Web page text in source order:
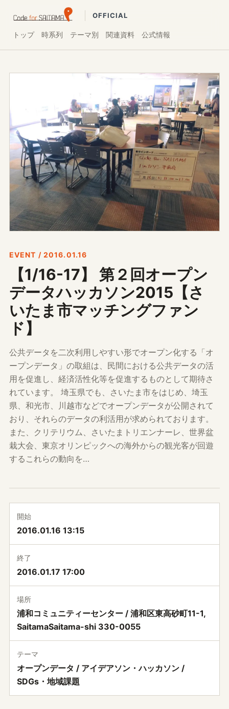
OFFICIAL
トップ 時系列 テーマ別 関連資料 公式情報
EVENT / 2016.01.16
【1/16-17】 第２回オープン
データハッカソン2015【さ
いたま市マッチングファン
ド】
公共データを二次利用しやすい形でオープン化する「オ
ープンデータ」の取組は、民間における公共データの活
用を促進し、経済活性化等を促進するものとして期待さ
れています。 埼玉県でも、さいたま市をはじめ、埼玉
県、和光市、川越市などでオープンデータが公開されて
おり、それらのデータの利活用が求められております。
また、クリテリウム、さいたまトリエンナーレ、世界盆
栽大会、東京オリンピックへの海外からの観光客が回遊
するこれらの動向を…
開始
2016.01.16 13:15
終了
2016.01.17 17:00
場所
浦和コミュニティーセンター / 浦和区東高砂町11-1,
SaitamaSaitama-shi 330-0055
テーマ
オープンデータ / アイデアソン・ハッカソン /
SDGs・地域課題